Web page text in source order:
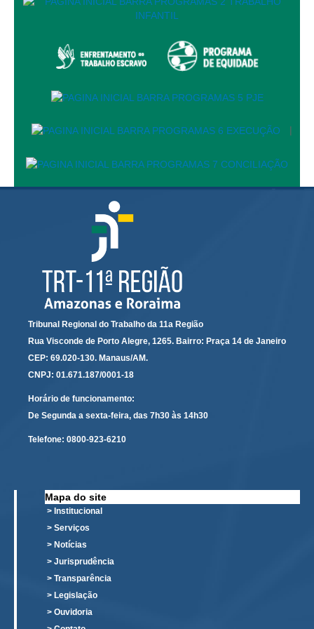
Responsabilidade Socioambiental
Escola Judicial
Coordenadoria de Saúde
Atermação On-line - Interior de Roraima
Atermação On-line - Interior do Amazonas
Agendamento de Reclamação Verbal
Glossário
Consulta de Pautas
Atas de Sessões do Pleno
Audiências e Sessões
Calendário das Sessões da 1ª Turma 2026
Calendário de Sessões da 2ª Turma - 2026
Calendário das Sessões da 3ª Turma 2026
Carta de Serviços ao Cidadão
Cadastro de Peritos, Tradutores e Intérpretes
Calendários
Calendário Geral
Calendário de Eventos
Calendário de Eventos passados
Calendário das Sessões
|
Tribunal Regional do Trabalho da 11a Região
Rua Visconde de Porto Alegre, 1265. Bairro: Praça 14 de Janeiro
CEP: 69.020-130. Manaus/AM.
CNPJ: 01.671.187/0001-18
Horário de funcionamento:
De Segunda a sexta-feira, das 7h30 às 14h30
Telefone: 0800-923-6210
Mapa do site
> Institucional
> Serviços
> Notícias
> Jurisprudência
> Transparência
> Legislação
> Ouvidoria